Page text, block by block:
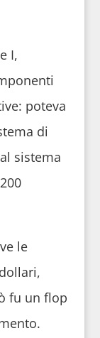
I,
poteva
di
sistema
le
fu un flop